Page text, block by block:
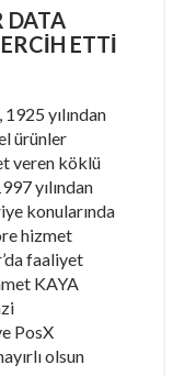
DATA
ETTI
yılından
ürünler
veren köklü
yılından
konularında
hizmet
faaliyet
KAYA
PosX
olsun